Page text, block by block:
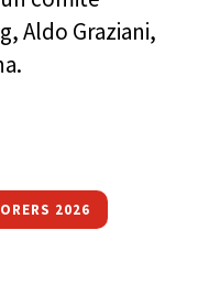
Aldo Graziani,
2026